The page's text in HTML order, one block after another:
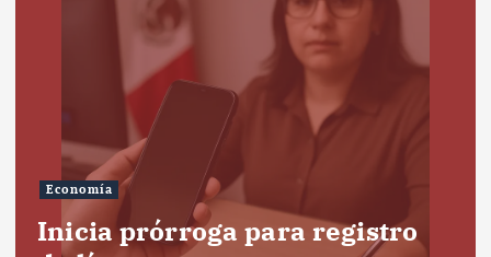
Economía
Inicia prórroga para registro